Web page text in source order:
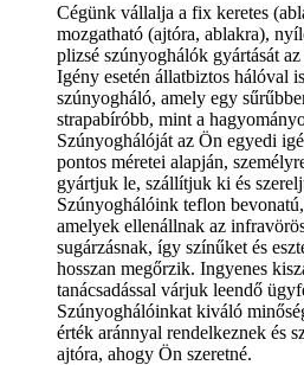
Cégünk vállalja a fix keretes
mozgatható (ajtóra, ablakra),
plizsé szúnyoghálók gyártását
Igény esetén állatbiztos hálóval
szúnyogháló, amely egy
strapabíróbb, mint a
Szúnyoghálóját az Ön egyedi
pontos méretei alapján,
gyártjuk le, szállítjuk ki és
Szúnyoghálóink teflon
amelyek ellenállnak az
sugárzásnak, így színűket és
hosszan megőrzik. Ingyenes
tanácsadással várjuk leendő
Szúnyoghálóinkat kiváló
érték aránnyal rendelkeznek és
ajtóra, ahogy Ön szeretné.